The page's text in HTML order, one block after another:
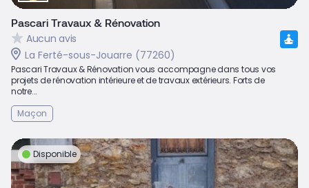
Pascari Travaux & Rénovation
Aucun avis
La Ferté-sous-Jouarre (77260)
Pascari Travaux & Rénovation vous accompagne dans tous vos
projets de rénovation intérieure et de travaux extérieurs. Forts de
notre...
Maçon
Disponible